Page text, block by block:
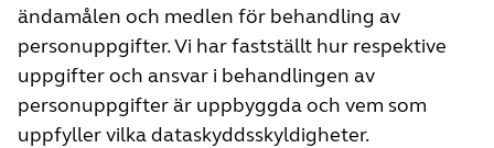
ändamålen och medlen för behandling av
personuppgifter. Vi har fastställt hur respektive
uppgifter och ansvar i behandlingen av
personuppgifter är uppbyggda och vem som
uppfyller vilka dataskyddsskyldigheter.